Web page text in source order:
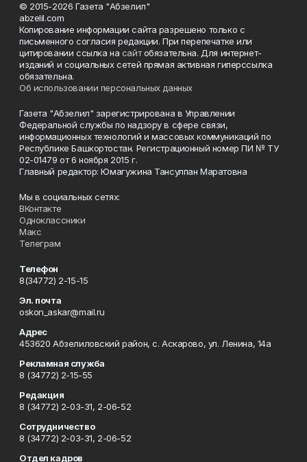
© 2015-2026 Газета "Абзелил"
abzelil.com
Копирование информации сайта разрешено только с
письменного согласия редакции. При перепечатке или
цитировании ссылка на сайтобязательна. Для интернет-
изданий и социальных сетей прямая активная гиперссылка
обязательна.
Об использовании персональных данных
Газета "Абзелил" зарегистрирована в Управлении
Федеральной службы по надзору в сфере связи,
информационных технологий и массовых коммуникаций по
Республике Башкортостан. Регистрационный номер ПИ № ТУ
02-01479 от 6 ноября 2015 г.
Главный редактор: Юмагужина Тансулпан Маратовна
Мы в социальных сетях:
ВКонтакте
Одноклассники
Макс
Телеграм
Телефон
8(34772) 2-15-15
Эл. почта
oskon_askar@mail.ru
Адрес
453620 Абзелиловский район, с. Аскарово, ул. Ленина, 14а
Рекламная служба
8 (34772) 2-15-55
Редакция
8 (34772) 2-03-31, 2-06-52
Сотрудничество
8 (34772) 2-03-31, 2-06-52
Отдел кадров